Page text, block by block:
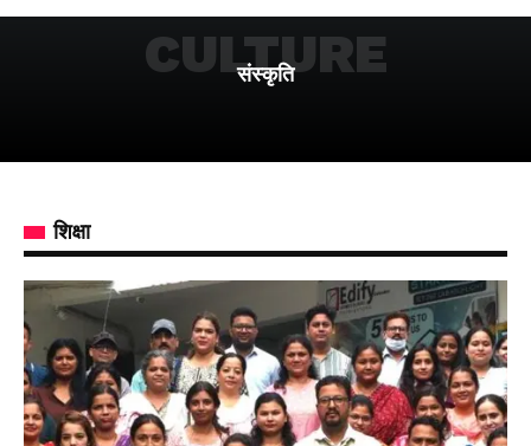
संस्कृति
CULTURE
शिक्षा